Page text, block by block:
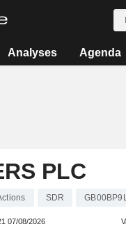
Analyses Agenda
PLC
SDR
07/08/2026